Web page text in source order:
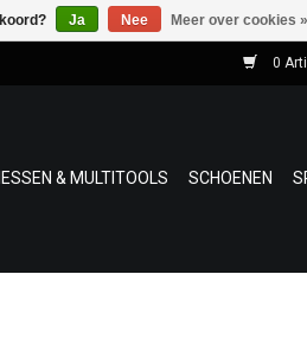
0
& MULTITOOLS SCHOENEN
Ja Nee Meer over cookies »